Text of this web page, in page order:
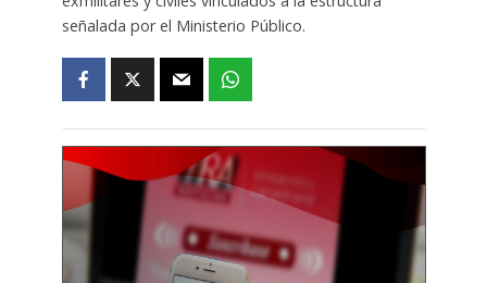
señalada por el Ministerio Público.